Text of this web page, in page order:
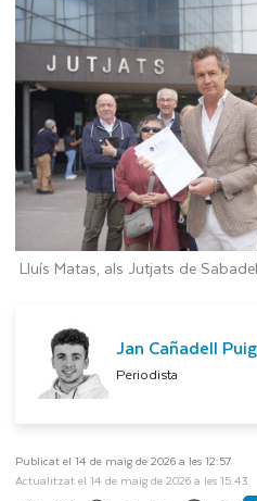
Lluís Matas, als Jutjats de
Jan Cañadell
Periodista
Publicat el 14 de maig de 2026 a les 12:57
Actualitzat el 14 de maig de 2026 a les 15:43